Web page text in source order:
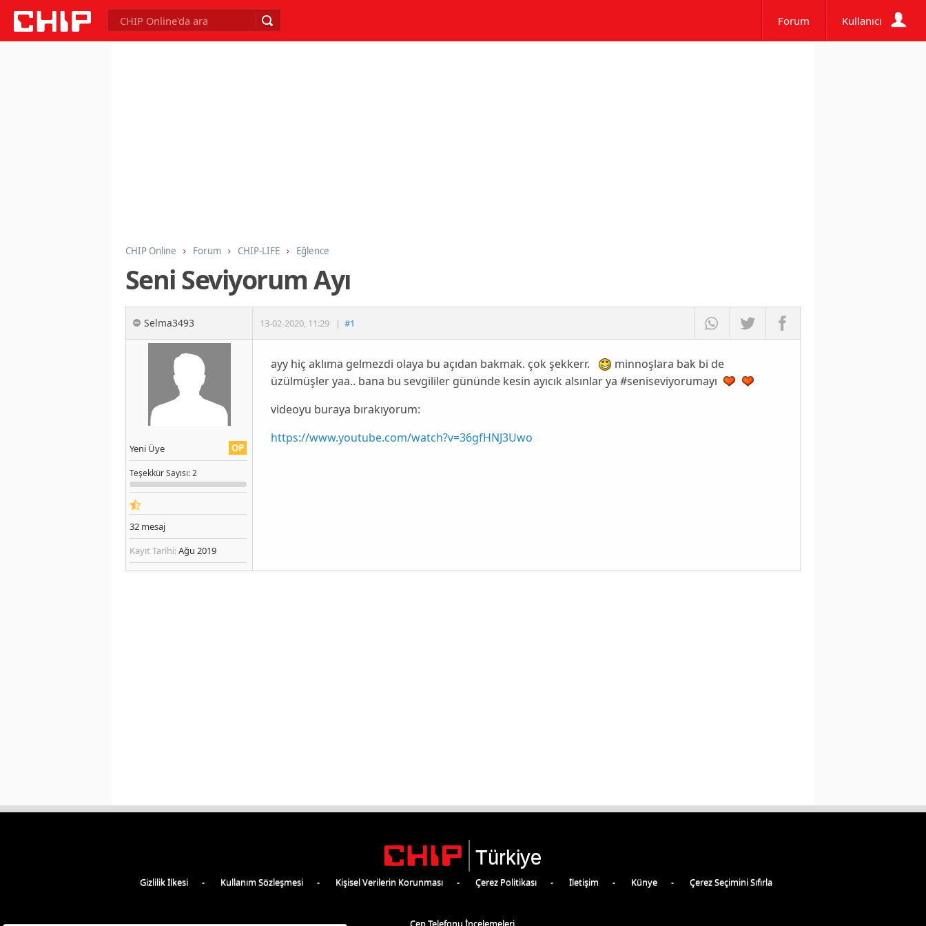
Forum Kullanıcı
CHIP Online Forum CHIP-LIFE Eğlence
Seni Seviyorum Ayı
Selma3493 13-02-2020, 11:29 | #1
OP
Yeni Üye
TeşekkürSayısı: 2
32 mesaj
Kayıt Tarihi:Ağu 2019
ayy hiç aklıma gelmezdi olaya bu açıdan bakmak. çok şekkerr.
minnoşlara bak bi de
üzülmüşler yaa.. bana bu sevgililer gününde kesin ayıcık alsınlar ya #seniseviyorumayı
videoyu buraya bırakıyorum:
https://www.youtube.com/watch?v=36gfHNJ3Uwo
Türkiye
Gizlilik İlkesi Kullanım Sözleşmesi Kişisel Verilerin Korunması Çerez Politikası İletişim Künye Çerez Seçimini Sıfırla
Cep Telefonu İncelemeleri,